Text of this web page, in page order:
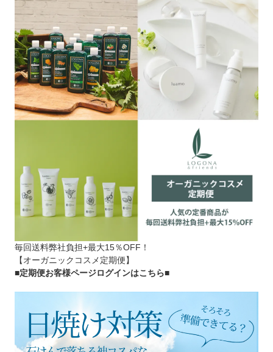
毎回送料弊社負担+最大15％OFF！
【オーガニックコスメ定期便】
■定期便お客様ページログインはこちら■